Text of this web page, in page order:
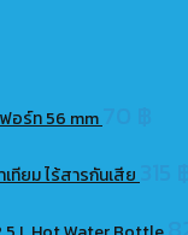
อร์ท 56 mm
ทียม ไร้สารกันเสีย